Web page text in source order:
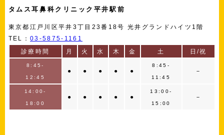
タムス耳鼻科クリニック平井駅前
東京都江戸川区平井3丁目23番18号 光井グランドハイツ1階
TEL：03-5875-1161
診療時間
月 火 水 木 金 土 日/祝
8:45-
12:45
● ● ● ● ●
8:45-
11:45
－
14:00-
18:00
● ● ● ● ●
13:00-
15:00
－